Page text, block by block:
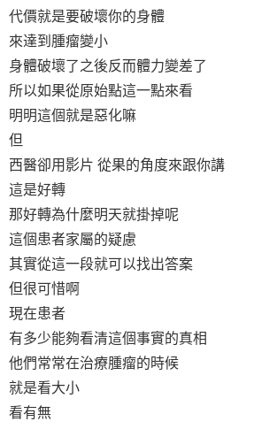
代價就是要破壞你的身體
來達到腫瘤變小
身體破壞了之後反而體力變差了
所以如果從原始點這一點來看
明明這個就是惡化嘛
但
西醫卻用影片 從果的角度來跟你講
這是好轉
那好轉為什麼明天就掛掉呢
這個患者家屬的疑慮
其實從這一段就可以找出答案
但很可惜啊
現在患者
有多少能夠看清這個事實的真相
他們常常在治療腫瘤的時候
就是看大小
看有無